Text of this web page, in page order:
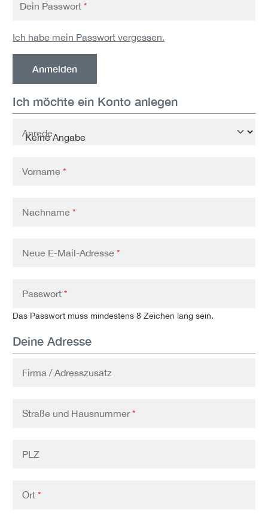
Dein Passwort *
Ich habe mein Passwort vergessen.
Anmelden
Ich möchte ein Konto anlegen
Persönliche Informationen
Anrede
Vorname *
Nachname *
Neue E-Mail-Adresse *
Passwort *
Das Passwort muss mindestens 8 Zeichen lang sein.
Deine Adresse
Firma / Adresszusatz
Straße und Hausnummer*
PLZ
Ort *